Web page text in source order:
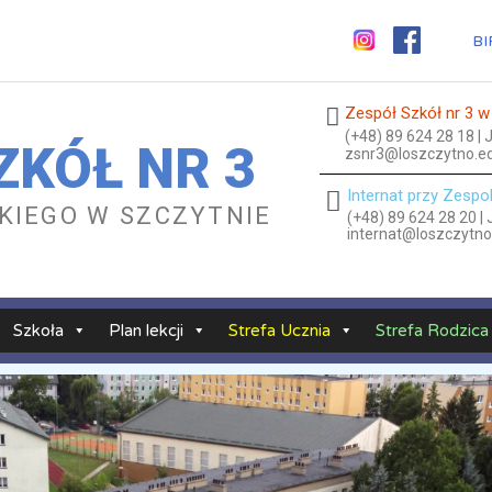
NR 3
W SZCZYTNIE
Zespół Szkół nr 3
(+48) 89 624 28 18 |
Internat przy
(+48) 89 624 28 20 |
Szkoła Plan lekcji Strefa Ucznia Strefa Rodzica